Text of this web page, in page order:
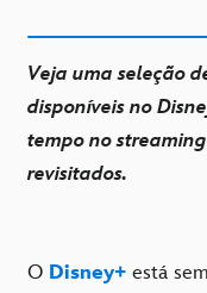
Veja uma seleção
disponíveis no
tempo no
revisitados.
O Disney+ está